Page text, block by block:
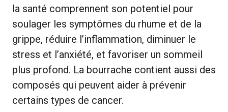
la santé comprennent son potentiel pour
soulager les symptômes du rhume et de la
grippe, réduire l’inflammation, diminuer le
stress et l’anxiété, et favoriser un sommeil
plus profond. La bourrache contient aussi des
composés qui peuvent aider à prévenir
certains types de cancer.